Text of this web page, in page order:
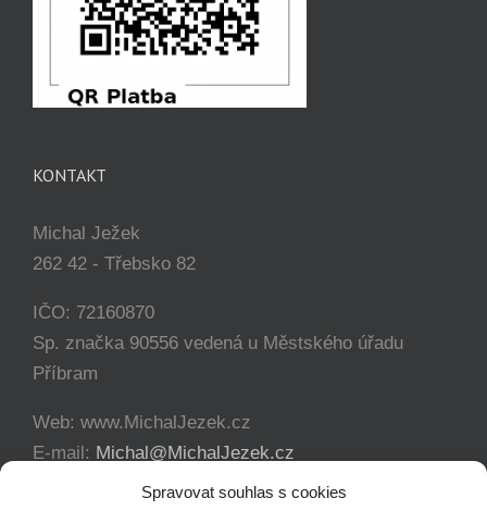
Spravovat souhlas s cookies
KONTAKT
Michal Ježek
262 42 - Třebsko 82
IČO: 72160870
Sp. značka 90556 vedená u Městského úřadu
Příbram
Web: www.MichalJezek.cz
E-mail: Michal@MichalJezek.cz
+420 777 346 649